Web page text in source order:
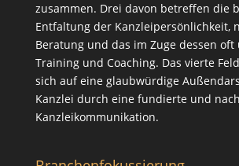
zusammen. Drei davon betreffen die
Entfaltung der Kanzleipersönlichkeit,
Beratungund das im Zuge dessen oft
Trainingund Coaching. Das vierte
sich auf eine glaubwürdige
Kanzlei durch eine fundierte und
Kanzleikommunikation.